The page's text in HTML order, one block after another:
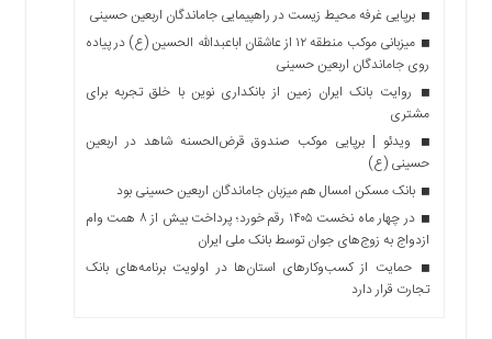
برپایی غرفه محیط زیست در راهپیمایی جاماندگان اربعین حسینی
میزبانی موکب منطقه ۱۲ از عاشقان اباعبدالله الحسین (ع) در پیاده
روی جاماندگان اربعین حسینی
روایت بانک ایران زمین از بانکداری نوین با خلق تجربه برای
مشتری
ویدئو | برپایی موکب صندوق قرض‌الحسنه شاهد در اربعین
حسینی (ع)
بانک مسکن امسال هم میزبان جاماندگان اربعین حسینی بود
در چهار ماه نخست ۱۴۰۵ رقم خورد؛ پرداخت بیش از ۸ همت وام
ازدواج به زوج‌های جوان توسط بانک ملی ایران
حمایت از کسب‌وکارهای استان‌ها در اولویت برنامه‌های بانک
تجارت قرار دارد